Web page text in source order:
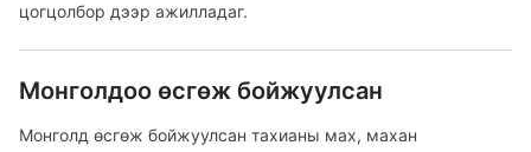
цогцолбор дээр ажилладаг.
Монголдоо өсгөж бойжуулсан
Монголд өсгөж бойжуулсан тахианы мах, махан